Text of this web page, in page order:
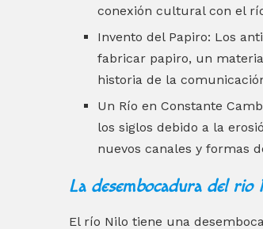
conexión cultural con el
Invento del Papiro: Los
fabricar papiro, un
historia de la
Un Río en Constante
los siglos debido a la
nuevos canales y formas
La desembocadura del rio
El río Nilo tiene una